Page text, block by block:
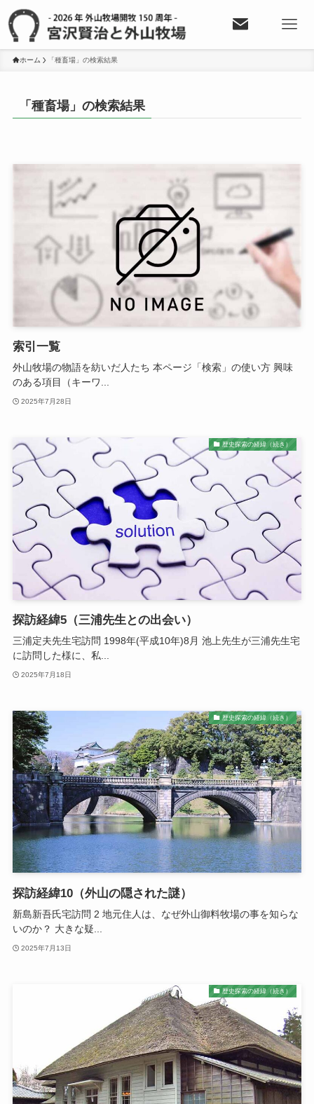
ホーム 「種畜場」の検索結果
「種畜場」の検索結果
索引一覧
外山牧場の物語を紡いだ人たち 本ページ「検索」の使い方 興味
のある項目（キーワ...
2025年7月28日
歴史探索の経緯（続き）
探訪経緯5（三浦先生との出会い）
三浦定夫先生宅訪問 1998年(平成10年)8月 池上先生が三浦先生宅
に訪問した様に、私...
2025年7月18日
歴史探索の経緯（続き）
探訪経緯10（外山の隠された謎）
新島新吾氏宅訪問 2 地元住人は、なぜ外山御料牧場の事を知らな
いのか？ 大きな疑...
2025年7月13日
歴史探索の経緯（続き）